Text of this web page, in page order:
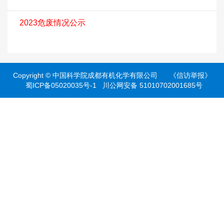
2023危废情况公示
Copyright © 中国科学院成都有机化学有限公司
《信访举报》
蜀ICP备05020035号-1
川公网安备 51010702001685号